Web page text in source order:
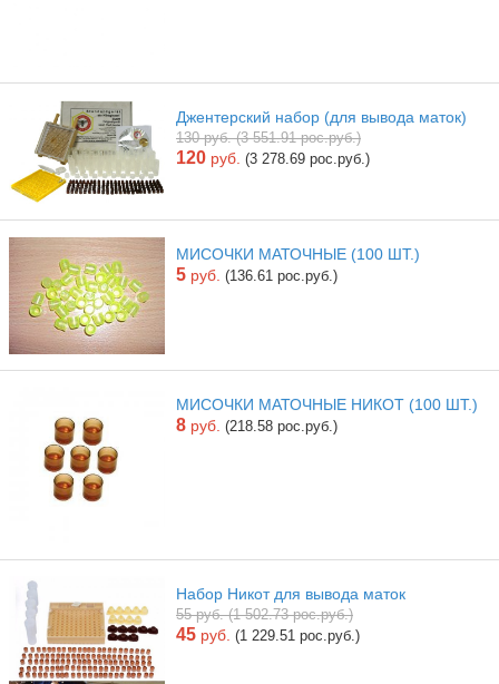
Джентерский набор (для вывода маток)
130 руб. (3 551.91 рос.руб.)
120 руб. (3 278.69 рос.руб.)
МИСОЧКИ МАТОЧНЫЕ (100 ШТ.)
5 руб. (136.61 рос.руб.)
МИСОЧКИ МАТОЧНЫЕ НИКОТ (100 ШТ.)
8 руб. (218.58 рос.руб.)
Набор Никот для вывода маток
55 руб. (1 502.73 рос.руб.)
45 руб. (1 229.51 рос.руб.)